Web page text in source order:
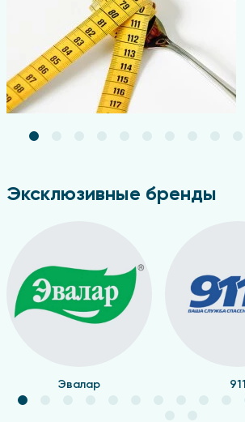
Эксклюзивные бренды
Эвалар 911